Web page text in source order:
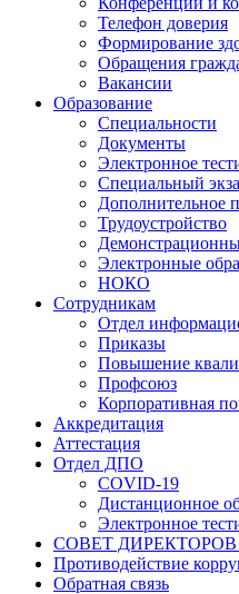
Телефон доверия
Формирование
Обращения
Вакансии
Образование
Специальности
Документы
Электронное
Специальный
Дополнительное
Трудоустройство
Электронные
НОКО
Сотрудникам
Отдел
Приказы
Повышение
Профсоюз
Корпоративная
Аккредитация
Аттестация
Отдел ДПО
COVID-19
Дистанционное
Электронное
СОВЕТ
Противодействие
Обратная связь